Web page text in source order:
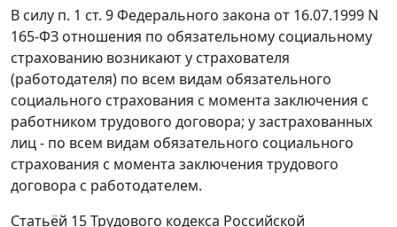
В силу п. 1 ст. 9Федерального закона от 16.07.1999 N
165-ФЗ отношения по обязательному социальному
страхованию возникают у страхователя
(работодателя) по всем видам обязательного
социального страхования с момента заключения с
работником трудового договора; у застрахованных
лиц - по всем видам обязательного социального
страхования с момента заключения трудового
договора с работодателем.
Статьёй 15Трудового кодекса Российской